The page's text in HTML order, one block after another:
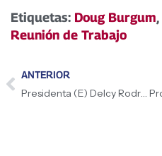
Etiquetas: Doug Burgum,
Reunión de Trabajo
ANTERIOR
Presidenta (E) Delcy Rodríguez agradeció al presidente de EEUU, Donald Trump, por la publicación de un post saludando la agenda de trabajo con el secretario del Departamento del Interior, Doug Burgum